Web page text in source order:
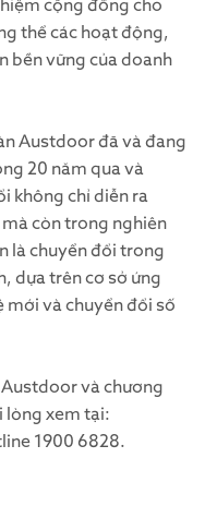
cộng đồng cho
thể các hoạt động,
bền vững của doanh
Austdoor đã và đang
20 năm qua và
không chỉ diễn ra
còn trong nghiên
là chuyển đổi trong
dựa trên cơ sở ứng
mới và chuyển đổi số
và chương
lòng xem tại:
1900 6828.